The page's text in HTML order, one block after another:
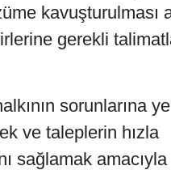
kavuşturulması
gerekli
sorunlarına
ve taleplerin hızla
sağlamak amacıyla